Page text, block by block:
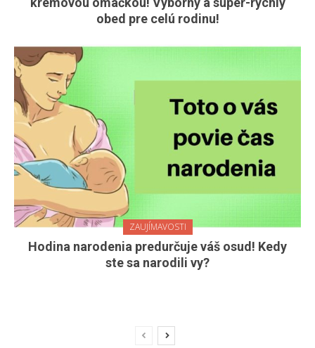
obed pre celú rodinu!
ZAUJÍMAVOSTI
Hodina narodenia predurčuje váš osud! Kedy
ste sa narodili vy?